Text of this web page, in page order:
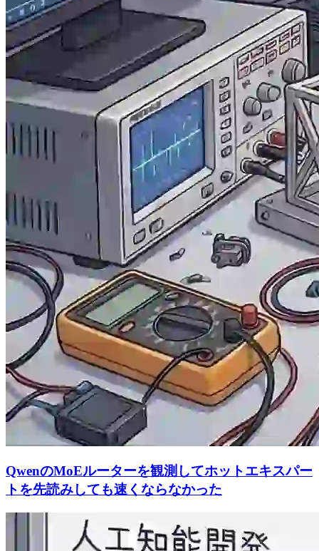
QwenのMoEルーターを観測してホットエキスパー
トを先読みしても速くならなかった